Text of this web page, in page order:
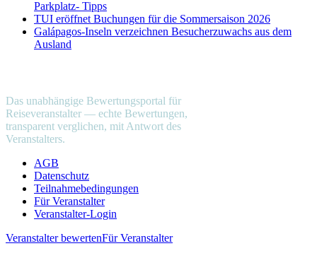
Parkplatz- Tipps
TUI eröffnet Buchungen für die Sommersaison 2026
Galápagos-Inseln verzeichnen Besucherzuwachs aus dem
Ausland
Das unabhängige Bewertungsportal für
Reiseveranstalter — echte Bewertungen,
transparent verglichen, mit Antwort des
Veranstalters.
AGB
Datenschutz
Teilnahmebedingungen
Für Veranstalter
Veranstalter-Login
Veranstalter bewertenFür Veranstalter